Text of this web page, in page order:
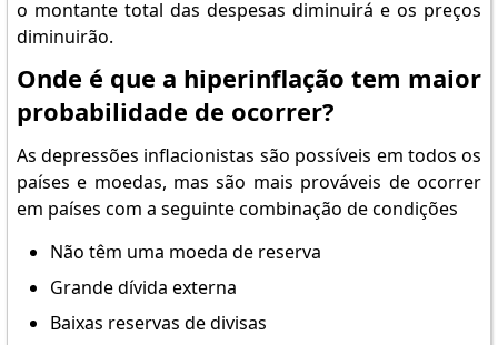
o montante total das despesas diminuirá e os preços
diminuirão.
Onde é que a hiperinflação tem maior
probabilidade de ocorrer?
As depressões inflacionistas são possíveis em todos os
países e moedas, mas são mais prováveis de ocorrer
em países com a seguinte combinação de condições
Não têm uma moeda de reserva
Grande dívida externa
Baixas reservas de divisas